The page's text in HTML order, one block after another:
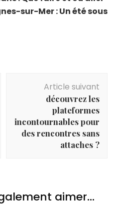
sur-Mer : Un été sous
Article suivant
découvrez les
plateformes
incontournables pour
des rencontres sans
attaches ?
aimer...